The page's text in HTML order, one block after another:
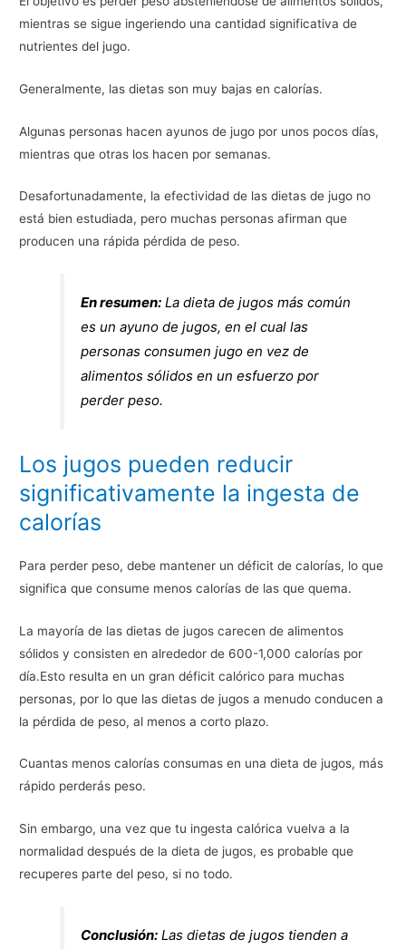
mientras se sigue ingeriendo una cantidad significativa de
nutrientes del jugo.
Generalmente, las dietas son muy bajas en calorías.
Algunas personas hacen ayunos de jugo por unos pocos días,
mientras que otras los hacen por semanas.
Desafortunadamente, la efectividad de las dietas de jugo no
está bien estudiada, pero muchas personas afirman que
producen una rápida pérdida de peso.
En resumen: La dieta de jugos más común
es un ayuno de jugos, en el cual las
personas consumen jugo en vez de
alimentos sólidos en un esfuerzo por
perder peso.
Los jugos pueden reducir
significativamente la ingesta de
calorías
Para perder peso, debe mantener un déficit de calorías, lo que
significa que consume menos calorías de las que quema.
La mayoría de las dietas de jugos carecen de alimentos
sólidos y consisten en alrededor de 600-1,000 calorías por
día.Esto resulta en un gran déficit calórico para muchas
personas, por lo que las dietas de jugos a menudo conducen a
la pérdida de peso, al menos a corto plazo.
Cuantas menos calorías consumas en una dieta de jugos, más
rápido perderás peso.
Sin embargo, una vez que tu ingesta calórica vuelva a la
normalidad después de la dieta de jugos, es probable que
recuperes parte del peso, si no todo.
Conclusión: Las dietas de jugos tienden a